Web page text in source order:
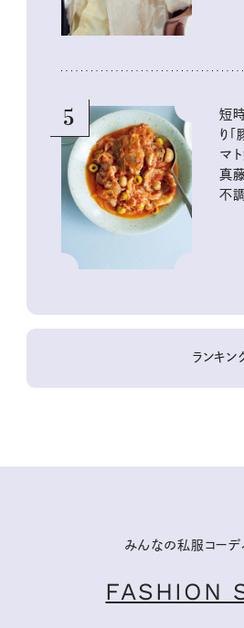
5
短
り
マ
真
不
ランキン
みんなの私服コーデ
FASHION